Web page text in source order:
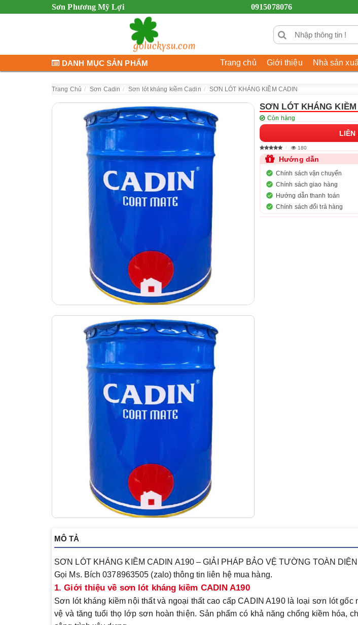
Sơn Phương Mỹ Lợi 0915078076
Trang chủ Giới thiệu Nhà sản
DANH MỤC SẢN PHẨM
Trang Chủ Sơn Cadin Sơn lót kháng kiềm Cadin SƠN LÓT KHÁNG KIỀM CADIN
SƠN LÓT KHÁNG
Còn hàng
LIÊN
180
Hướng dẫn
Chính sách vận chuyển
Chính sách giao hàng
Hướng dẫn thanh toán
Chính sách đổi trả hàng
MÔ TẢ
SƠN LÓT KHÁNG KIỀM CADIN A190 – GIẢI PHÁP BẢO VỆ TƯỜNG TOÀN DIỆN
Gọi Ms. Bích 0378963505 (zalo) thông tin liên hệ mua hàng.
1. Giới thiệu về sơn lót kháng kiềm CADIN A190
Sơn lót kháng kiềm nội thất và ngoại thất cao cấp CADIN A190 là loại sơn lót
vệ và tăng tuổi thọ lớp sơn hoàn thiện. Sản phẩm có khả năng chống kiềm hóa,